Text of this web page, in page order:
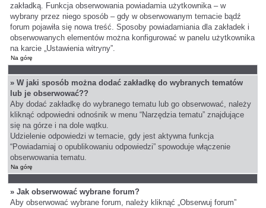
zakładką. Funkcja obserwowania powiadamia użytkownika – w
wybrany przez niego sposób – gdy w obserwowanym temacie bądź
forum pojawiła się nowa treść. Sposoby powiadamiania dla zakładek i
obserwowanych elementów można konfigurować w panelu użytkownika
na karcie „Ustawienia witryny”.
Na górę
» W jaki sposób można dodać zakładkę do wybranych tematów
lub je obserwować??
Aby dodać zakładkę do wybranego tematu lub go obserwować, należy
kliknąć odpowiedni odnośnik w menu “Narzędzia tematu” znajdujące
się na górze i na dole wątku.
Udzielenie odpowiedzi w temacie, gdy jest aktywna funkcja
“Powiadamiaj o opublikowaniu odpowiedzi” spowoduje włączenie
obserwowania tematu.
Na górę
» Jak obserwować wybrane forum?
Aby obserwować wybrane forum, należy kliknąć „Obserwuj forum”